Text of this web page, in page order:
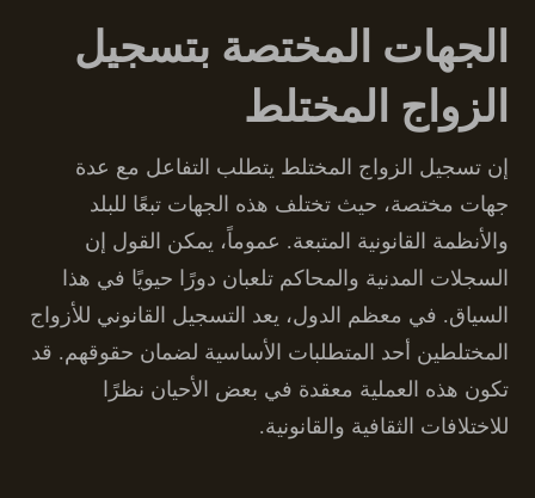
الجهات المختصة بتسجيل
الزواج المختلط
إن تسجيل الزواج المختلط يتطلب التفاعل مع عدة
جهات مختصة، حيث تختلف هذه الجهات تبعًا للبلد
والأنظمة القانونية المتبعة. عموماً، يمكن القول إن
السجلات المدنية والمحاكم تلعبان دورًا حيويًا في هذا
السياق. في معظم الدول، يعد التسجيل القانوني للأزواج
المختلطين أحد المتطلبات الأساسية لضمان حقوقهم. قد
تكون هذه العملية معقدة في بعض الأحيان نظرًا
للاختلافات الثقافية والقانونية.